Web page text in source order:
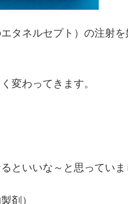
タネルセプト）の注射
変わってきます。
といいな～と思っていま
剤）